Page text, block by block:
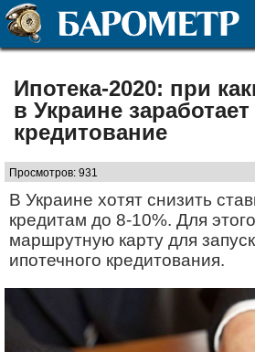
Ипотека-2020: при
в Украине
кредитование
Просмотров: 931
В Украине хотят снизить
кредитам до 8-10%. Для
маршрутную карту для
ипотечного кредитования.